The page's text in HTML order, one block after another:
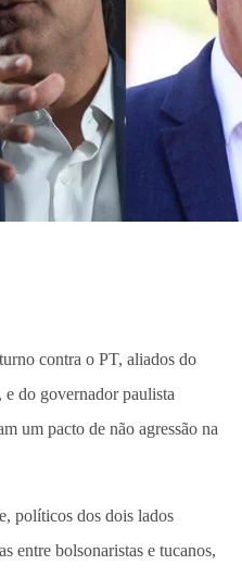
contra o PT, aliados do
e do governador paulista
um pacto de não agressão na
políticos dos dois lados
entre bolsonaristas e tucanos,